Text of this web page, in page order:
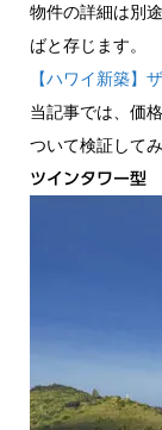
物件の詳細は別
ばと存じます。
【ハワイ新築】
当記事では、価
ついて検証して
ツインタワー型